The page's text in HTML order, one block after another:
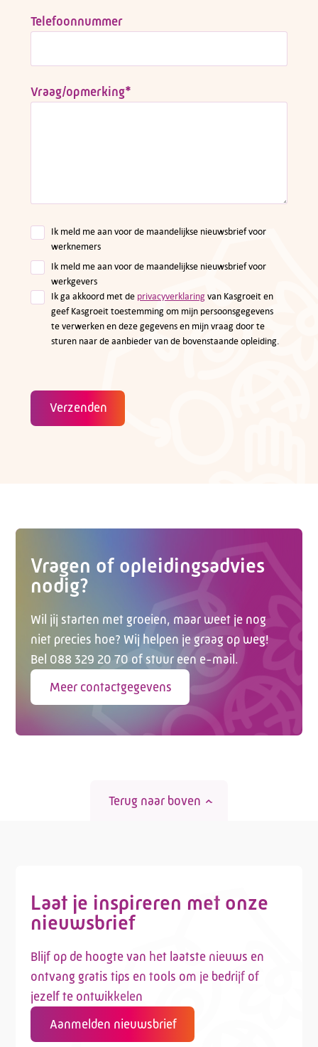
Telefoonnummer
Vraag/opmerking*
Ik meld me aan voor de maandelijkse nieuwsbrief voor
werknemers
Ik meld me aan voor de maandelijkse nieuwsbrief voor
werkgevers
Ik ga akkoord met de privacyverklaringvan Kasgroeit en
geef Kasgroeit toestemming om mijn persoonsgegevens
te verwerken en deze gegevens en mijn vraag door te
sturen naar de aanbieder van de bovenstaande opleiding.
Verzenden
Vragen of opleidingsadvies
nodig?
Wil jij starten met groeien, maar weet je nog
niet precies hoe? Wij helpen je graag op weg!
Bel 088 329 20 70 of stuur een e-mail.
Meer contactgegevens
Terug naar boven
Laat je inspireren met onze
nieuwsbrief
Blijf op de hoogte van het laatste nieuws en
ontvang gratis tips en tools om je bedrijf of
jezelf te ontwikkelen
Aanmelden nieuwsbrief